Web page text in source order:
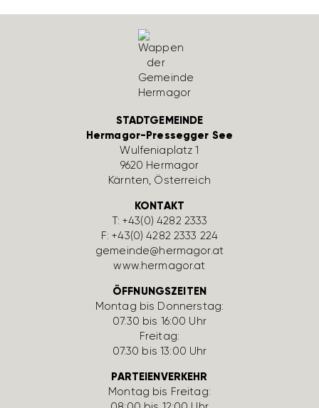
STADTGEMEINDE
Hermagor-Pressegger See
Wulfe­nia­platz 1
9620 Hermagor
Kärnten, Öster­reich
KONTAKT
T:+43(0) 4282 2333
F: +43(0) 4282 2333 224
gemeinde@hermagor.at
www.hermagor.at
ÖFFNUNGSZEITEN
Montag bis Donnerstag:
07:30 bis 16:00 Uhr
Freitag:
07:30 bis 13:00 Uhr
PARTEIENVERKEHR
Montag bis Freitag: